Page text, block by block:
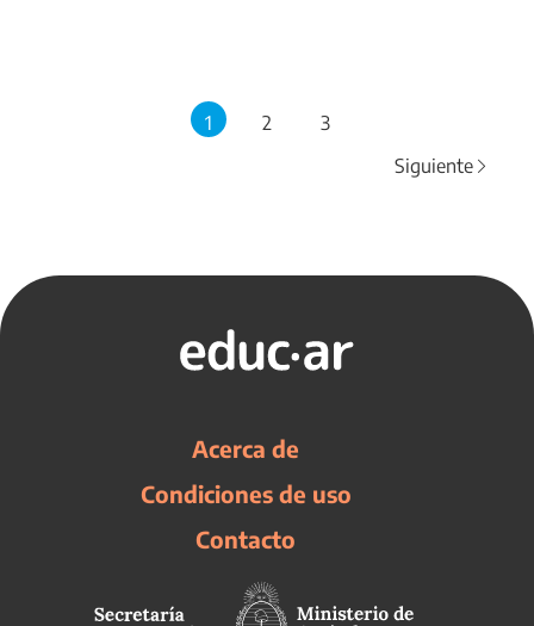
1 2
3
Siguiente
Acerca de
Condiciones de uso
Contacto